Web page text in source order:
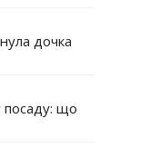
дочка
що